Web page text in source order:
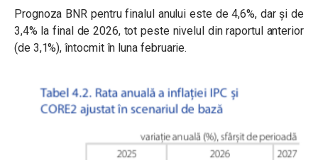
Prognoza BNR pentru finalul anului este de 4,6%, dar și de
3,4% la final de 2026, tot peste nivelul din raportul anterior
(de 3,1%), întocmit în luna februarie.